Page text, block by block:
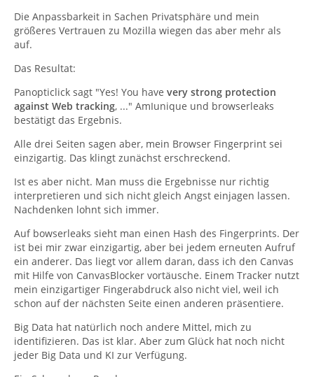
Die Anpassbarkeit in Sachen Privatsphäre und mein
größeres Vertrauen zu Mozilla wiegen das aber mehr als
auf.
Das Resultat:
Panopticlick sagt "Yes! You have very strong protection
against Web tracking, ..." AmIunique und browserleaks
bestätigt das Ergebnis.
Alle drei Seiten sagen aber, mein Browser Fingerprint sei
einzigartig. Das klingt zunächst erschreckend.
Ist es aber nicht. Man muss die Ergebnisse nur richtig
interpretieren und sich nicht gleich Angst einjagen lassen.
Nachdenken lohnt sich immer.
Auf bowserleaks sieht man einen Hash des Fingerprints. Der
ist bei mir zwar einzigartig, aber bei jedem erneuten Aufruf
ein anderer. Das liegt vor allem daran, dass ich den Canvas
mit Hilfe von CanvasBlocker vortäusche. Einem Tracker nutzt
mein einzigartiger Fingerabdruck also nicht viel, weil ich
schon auf der nächsten Seite einen anderen präsentiere.
Big Data hat natürlich noch andere Mittel, mich zu
identifizieren. Das ist klar. Aber zum Glück hat noch nicht
jeder Big Data und KI zur Verfügung.